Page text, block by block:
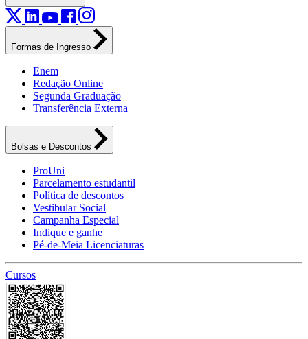
Formas de Ingresso
Enem
Redação Online
Segunda Graduação
Transferência Externa
Bolsas e Descontos
ProUni
Parcelamento estudantil
Política de descontos
Vestibular Social
Campanha Especial
Indique e ganhe
Pé-de-Meia Licenciaturas
Cursos